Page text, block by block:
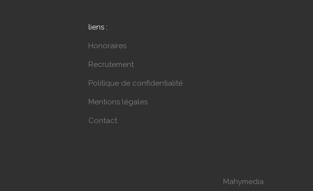
liens :
Honoraires
Recrutement
Politique de confidentialité
Mentions légales
Contact
Mahymedia